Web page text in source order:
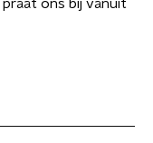
praat ons bij vanuit